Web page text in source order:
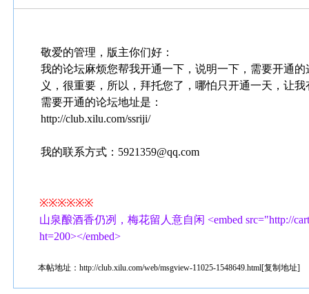
敬爱的管理，版主你们好：
我的论坛麻烦您帮我开通一下，说明一下，需要开通
义，很重要，所以，拜托您了，哪怕只开通一天，让
需要开通的论坛地址是：
http://club.xilu.com/ssriji/
我的联系方式：5921359@qq.com
※※※※※※
山泉酿酒香仍冽，梅花留人意自闲 <embed src="http://
ht=200></embed>
本帖地址：http://club.xilu.com/web/msgview-11025-1548649.html[复制地址]